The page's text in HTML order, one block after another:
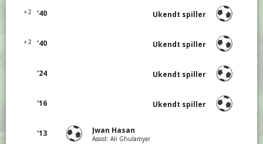
'40
+2 Ukendt spiller
'40
+2 Ukendt spiller
'24 Ukendt spiller
'16 Ukendt spiller
'13 Jwan Hasan
Assist: Ali Ghulamyar